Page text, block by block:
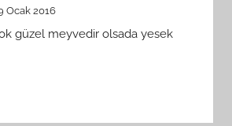
Ocak 2016
güzel meyvedir olsada yesek